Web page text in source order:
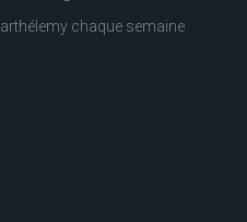
chaque semaine